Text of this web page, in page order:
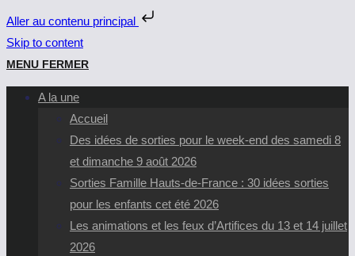
Aller au contenu principal
Skip to content
MENU FERMER
A la une
Accueil
Des idées de sorties pour le week-end des samedi 8
et dimanche 9 août 2026
Sorties Famille Hauts-de-France : 30 idées sorties
pour les enfants cet été 2026
Les animations et les feux d’Artifices du 13 et 14 juillet
2026